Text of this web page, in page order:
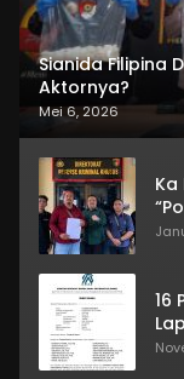
Sianida Filipina
Aktornya?
Mei 6, 2026
Ka
16